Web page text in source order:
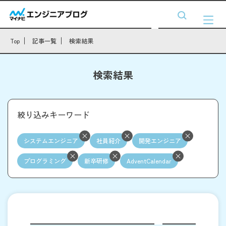
Top 記事一覧 検索結果
検索結果
絞り込みキーワード
システムエンジニア 社員紹介 開発エンジニア
プログラミング 新卒研修 AdventCalendar